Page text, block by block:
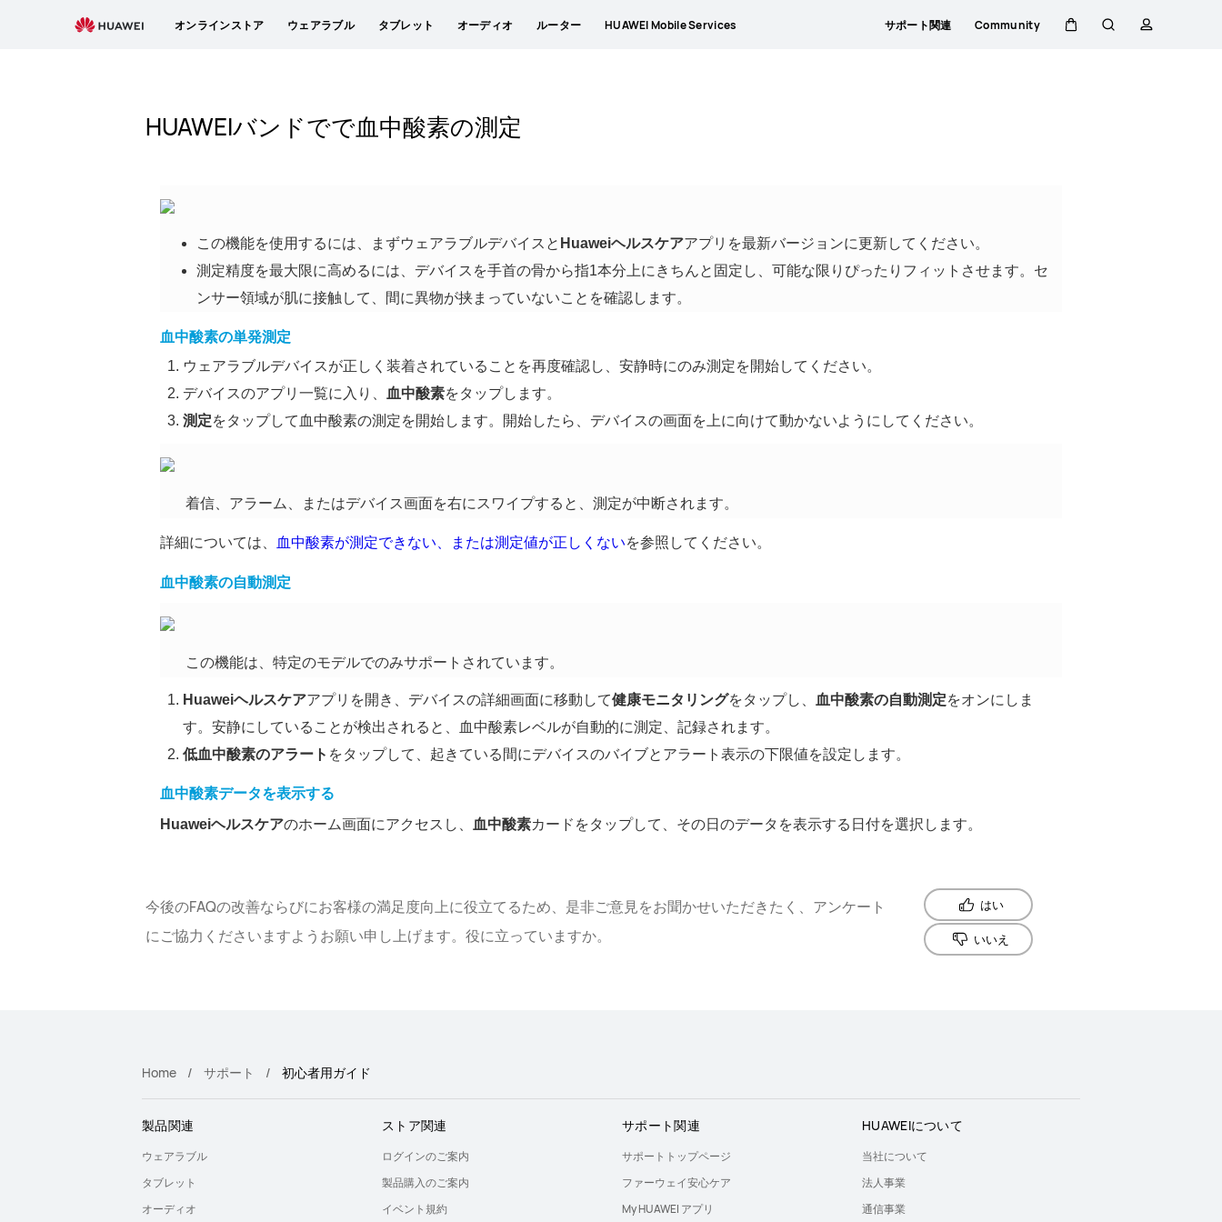
オンラインストア ウェアラブル タブレット オーディオ ルーター HUAWEI Mobile Services サポート関連 Community
HUAWEIバンドでで血中酸素の測定
この機能を使用するには、まずウェアラブルデバイスと Huaweiヘルスケアアプリを最新バージョンに更新してください。
測定精度を最大限に高めるには、デバイスを手首の骨から指1本分上にきちんと固定し、可能な限りぴったりフィットさせます。セ
ンサー領域が肌に接触して、間に異物が挟まっていないことを確認します。
血中酸素の単発測定
ウェアラブルデバイスが正しく装着されていることを再度確認し、安静時にのみ測定を開始してください。
デバイスのアプリ一覧に入り、
血中酸素をタップします。
測定をタップして血中酸素の測定を開始します。開始したら、デバイスの画面を上に向けて動かないようにしてください。
着信、アラーム、またはデバイス画面を右にスワイプすると、測定が中断されます。
詳細については、 血中酸素が測定できない、または測定値が正しくないを参照してください。
血中酸素の自動測定
この機能は、特定のモデルでのみサポートされています。
Huaweiヘルスケアアプリを開き、デバイスの詳細画面に移動して健康モニタリングをタップし、 血中酸素の自動測定をオンにしま
す。安静にしていることが検出されると、血中酸素レベルが自動的に測定、記録されます。
低血中酸素のアラート をタップして、起きている間にデバイスのバイブとアラート表示の下限値を設定します。
血中酸素データを表示する
Huaweiヘルスケアのホーム画面にアクセスし、 血中酸素カードをタップして、その日のデータを表示する日付を選択します。
今後のFAQの改善ならびにお客様の満足度向上に役立てるため、是非ご意見をお聞かせいただきたく、アンケート
にご協力くださいますようお願い申し上げます。役に立っていますか。
はい
いいえ
Home サポート 初心者用ガイド
製品関連
ウェアラブル
タブレット
オーディオ
ストア関連
ログインのご案内
製品購入のご案内
イベント規約
サポート関連
サポートトップページ
ファーウェイ安心ケア
My HUAWEI アプリ
HUAWEIについて
当社について
法人事業
通信事業